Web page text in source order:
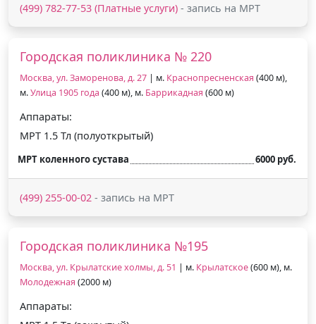
(499) 782-77-53 (Платные услуги) - запись на МРТ
Городская поликлиника № 220
Москва, ул. Заморенова, д. 27 | м. Краснопресненская (400 м),
м.Улица 1905 года (400 м), м. Баррикадная (600 м)
Аппараты:
МРТ 1.5 Тл (полуоткрытый)
МРТ коленного сустава 6000 руб.
(499) 255-00-02 - запись на МРТ
Городская поликлиника №195
Москва, ул. Крылатские холмы, д. 51 | м. Крылатское(600 м), м.
Молодежная (2000 м)
Аппараты: